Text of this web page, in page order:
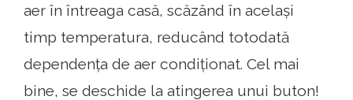
aer în întreaga casă, scăzând în același
timp temperatura, reducând totodată
dependența de aer condiționat. Cel mai
bine, se deschide la atingerea unui buton!